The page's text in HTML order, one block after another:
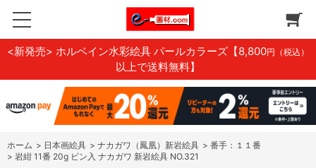
<新発売> ホルベイン水彩絵具 パールカラーズ 【8,800円（税込）
以上で送料無料】
ホーム > 日本画絵具 > ナカガワ（鳳凰）新岩絵具 > 番手：１１番
> 岩紺 11番 20g ビン入 ナカガワ 新岩絵具 NO.321